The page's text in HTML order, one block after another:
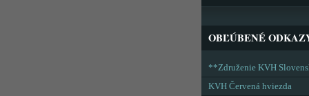
OBĽÚBENÉ
**Združenie KVH
KVH Červená hviezda